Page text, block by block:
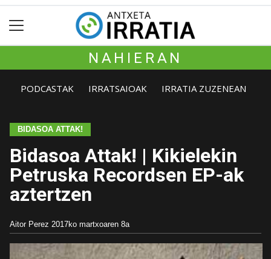
NAHIERAN
PODCASTAK IRRATSAIOAK IRRATIA ZUZENEAN
BIDASOA ATTAK!
Bidasoa Attak! | Kikielekin
Petruska Recordsen EP-ak
aztertzen
Aitor Perez 2017ko martxoaren 8a